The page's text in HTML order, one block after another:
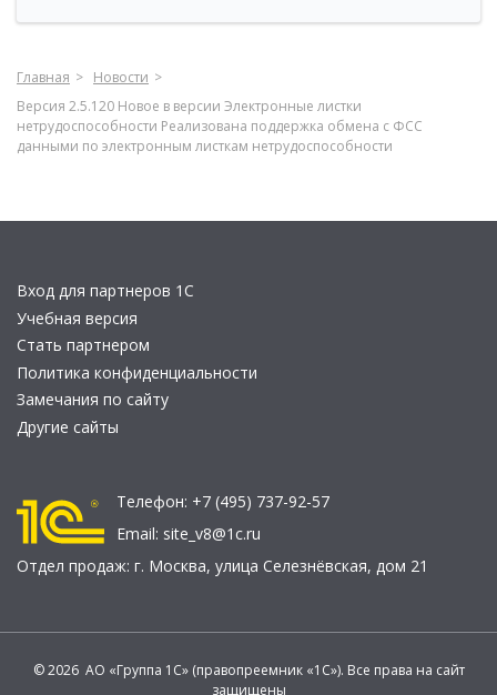
Главная
Новости
Версия 2.5.120 Новое в версии Электронные листки
нетрудоспособности Реализована поддержка обмена с ФСС
данными по электронным листкам нетрудоспособности
Вход для партнеров 1С
Учебная версия
Стать партнером
Политика конфиденциальности
Замечания по сайту
Другие сайты
Телефон: +7 (495) 737-92-57
Email: site_v8@1c.ru
Отдел продаж: г. Москва, улица Селезнёвская, дом 21
© 2026 АО «Группа 1С» (правопреемник «1С»). Все права на сайт
защищены